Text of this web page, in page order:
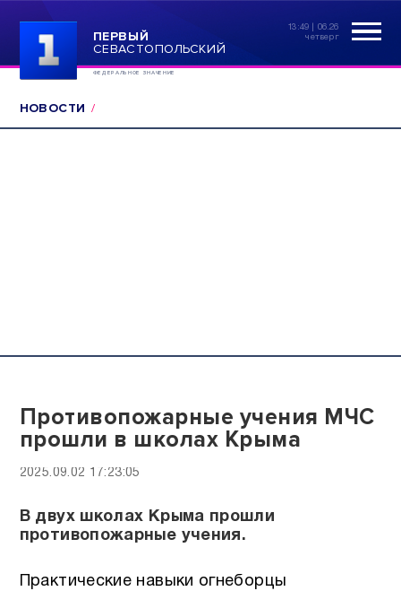
ПЕРВЫЙ
СЕВАСТОПОЛЬСКИЙ
ФЕДЕРАЛЬНОЕ ЗНАЧЕНИЕ
13:49 | 06.26
четверг
НОВОСТИ
Противопожарные учения МЧС
прошли в школах Крыма
2025.09.02 17:23:05
В двух школах Крыма прошли
противопожарные учения.
Практические навыки огнеборцы